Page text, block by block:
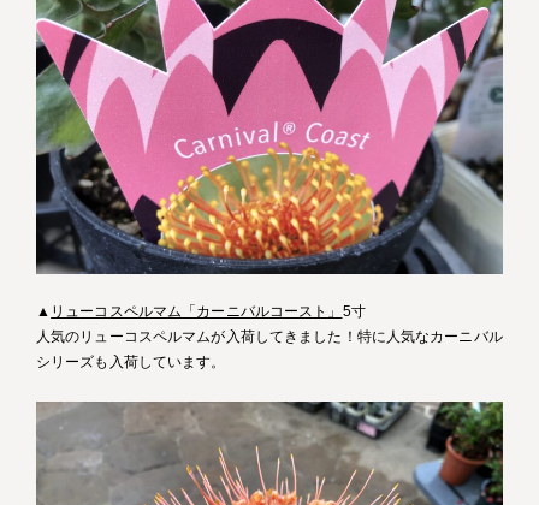
▲ リューコスペルマム「カーニバルコースト」 5寸
人気のリューコスペルマムが入荷してきました！特に人気なカーニバル
シリーズも入荷しています。